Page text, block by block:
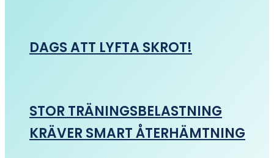
DAGS ATT LYFTA SKROT!
STOR TRÄNINGSBELASTNING
KRÄVER SMART ÅTERHÄMTNING